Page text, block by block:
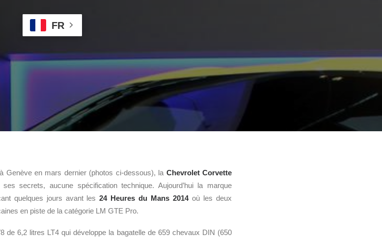
FR
Genève en mars dernier (photos ci-dessous), la Chevrolet Corvette
secrets, aucune spécification technique. Aujourd’hui la marque
quelques jours avant les24 Heures du Mans 2014où les deux
en piste de la catégorie LM GTE Pro.
de 6,2 litres LT4 qui développe la bagatelle de 659 chevaux DIN (650